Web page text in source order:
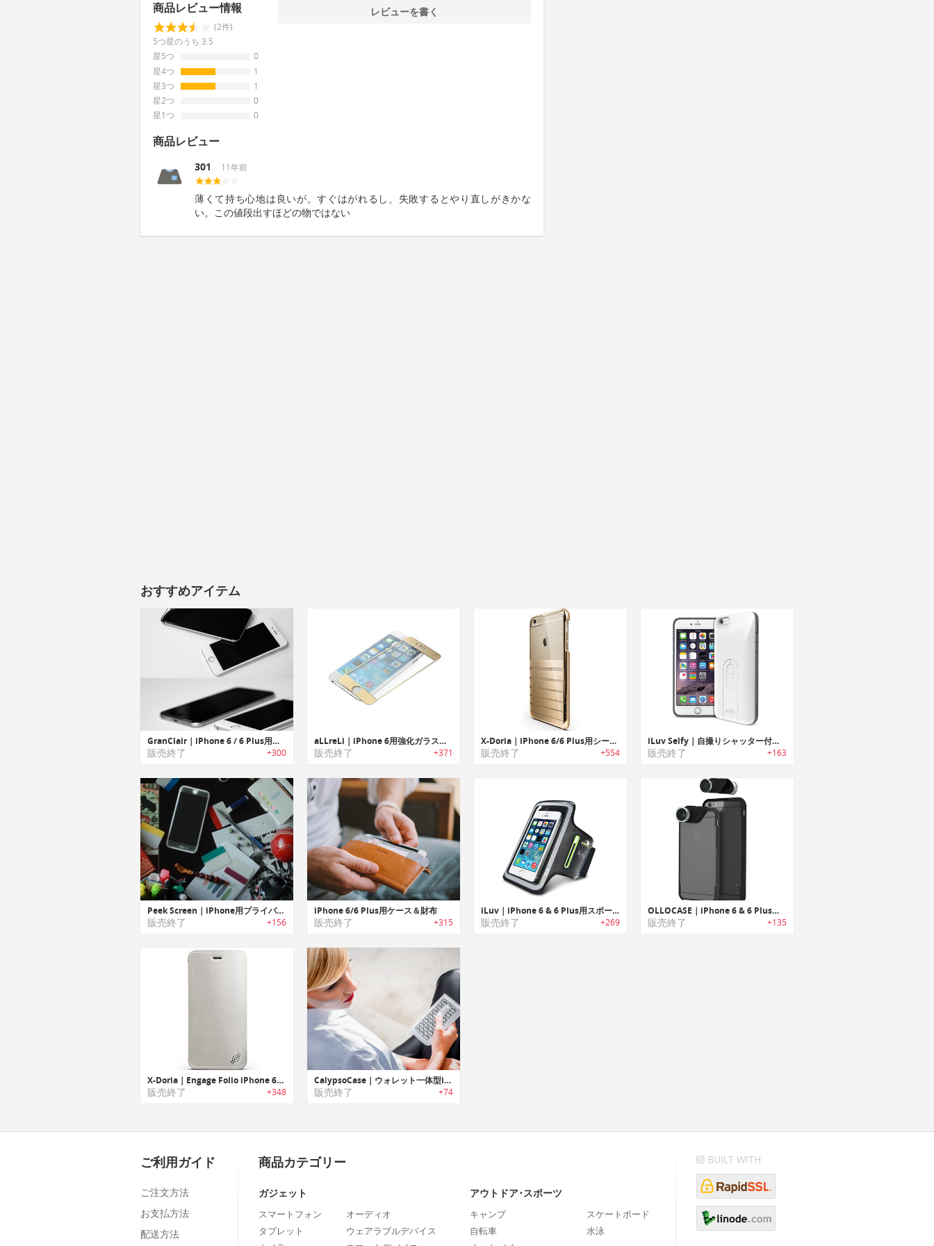
商品レビュー情報
(2件)
5つ星のうち 3.5
星5つ
0
星4つ
1
星3つ
1
星2つ
0
星1つ
0
レビューを書く
商品レビュー
301 11年前
薄くて持ち心地は良いが。すぐはがれるし、失敗するとやり直しがきかな
い。この値段出すほどの物ではない
おすすめアイテム
GranClair｜iPhone 6 / 6 Plus用のスクリーンプロテクター「グランクレアー」
販売終了 +300
aLLreLi｜iPhone 6用強化ガラススクリーンプロテクター「オールリライ」
販売終了 +371
X-Doria｜iPhone 6/6 Plus用シースルー保護ケース
販売終了 +554
iLuv Selfy｜自撮りシャッター付きiPhone 6 & 6 Plus用保護ケース
販売終了 +163
Peek Screen｜iPhone用プライバシー保護偏光スクリーンプロテクター「ピークスクリーン」
販売終了 +156
iPhone 6/6 Plus用ケース＆財布
販売終了 +315
iLuv｜iPhone 6 & 6 Plus用スポーツアームバンド
販売終了 +269
OLLOCASE｜iPhone 6 & 6 Plus用ケース「オロケース」
販売終了 +135
X-Doria｜Engage Folio iPhone 6/6 Plus用ケース
販売終了 +348
CalypsoCase｜ウォレット一体型iPhone 6/6S用「カリプソケース」
販売終了 +74
ご利用ガイド
ご注文方法
お支払方法
配送方法
商品カテゴリー
ガジェット
スマートフォン
タブレット
オーディオ
ウェアラブルデバイス
アウトドア･スポーツ
キャンプ
自転車
スケートボード
水泳
BUILT WITH